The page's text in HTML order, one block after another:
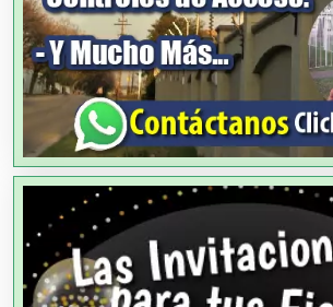
Ambulancias
Análisis Clínicos
Análisis de Aguas
Animadores de Eventos